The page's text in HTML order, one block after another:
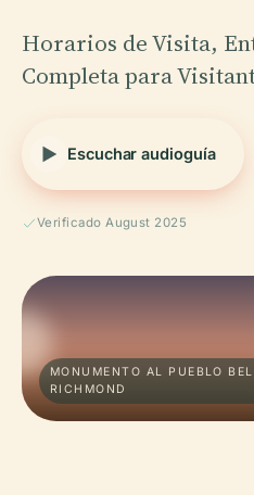
Horarios de Visita,
Completa para
Escuchar audioguía
Verificado August 2025
MONUMENTO AL PUEBLO
RICHMOND